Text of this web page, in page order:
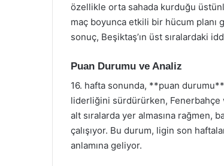
özellikle orta sahada kurduğu
maç boyunca etkili bir hücum planı
sonuç, Beşiktaş’ın üst sıralardaki
Puan Durumu ve Analiz
16. hafta sonunda, **puan
liderliğini sürdürürken, Fenerbahçe
alt sıralarda yer almasına rağmen,
çalışıyor. Bu durum, ligin son
anlamına geliyor.